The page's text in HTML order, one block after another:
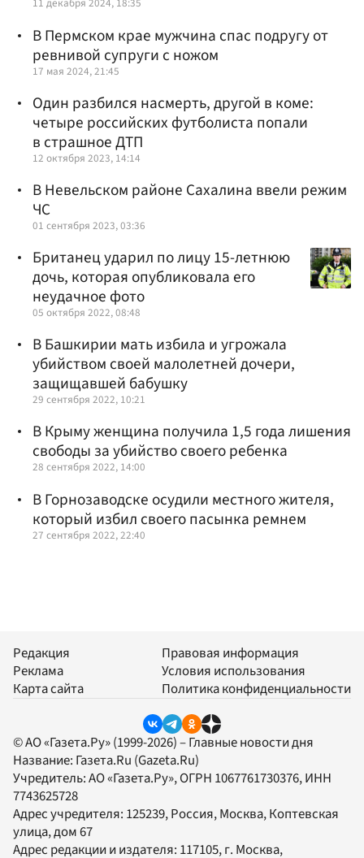
11 декабря 2024, 18:35
В Пермском крае мужчина спас подругу от
ревнивой супруги с ножом
17 мая 2024, 21:45
Один разбился насмерть, другой в коме:
четыре российских футболиста попали
в страшное ДТП
12 октября 2023, 14:14
В Невельском районе Сахалина ввели режим
ЧС
01 сентября 2023, 03:36
Британец ударил по лицу 15-летнюю
дочь, которая опубликовала его
неудачное фото
05 октября 2022, 08:48
В Башкирии мать избила и угрожала
убийством своей малолетней дочери,
защищавшей бабушку
29 сентября 2022, 10:21
В Крыму женщина получила 1,5 года лишения
свободы за убийство своего ребенка
28 сентября 2022, 14:00
В Горнозаводске осудили местного жителя,
который избил своего пасынка ремнем
27 сентября 2022, 22:40
Редакция
Реклама
Карта сайта
Правовая информация
Условия использования
Политика конфиденциальности
© АО «Газета.Ру» (1999-2026) – Главные новости дня
Название: Газета.Ru (Gazeta.Ru)
Учредитель:АО «Газета.Ру», ОГРН 1067761730376, ИНН
7743625728
Адрес учредителя: 125239, Россия, Москва, Коптевская
улица, дом 67
Адрес редакции и издателя: 117105, г. Москва,